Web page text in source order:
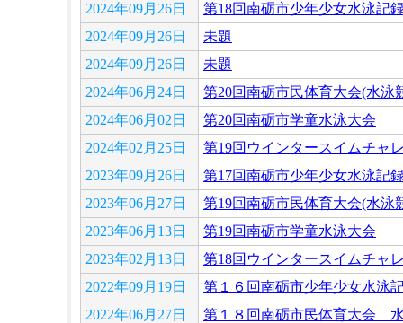
2024年09月26日
第18回南砺市少年少女水泳記
2024年09月26日
未題
2024年09月26日
未題
2024年06月24日
第20回南砺市民体育大会(水泳
2024年06月02日
第20回南砺市学童水泳大会
2024年02月25日
第19回ウインタースイムチャ
2023年09月26日
第17回南砺市少年少女水泳記
2023年06月27日
第19回南砺市民体育大会(水泳
2023年06月13日
第19回南砺市学童水泳大会
2023年02月13日
第18回ウインタースイムチャ
2022年09月19日
第１６回南砺市少年少女水泳
2022年06月27日
第１８回南砺市民体育大会